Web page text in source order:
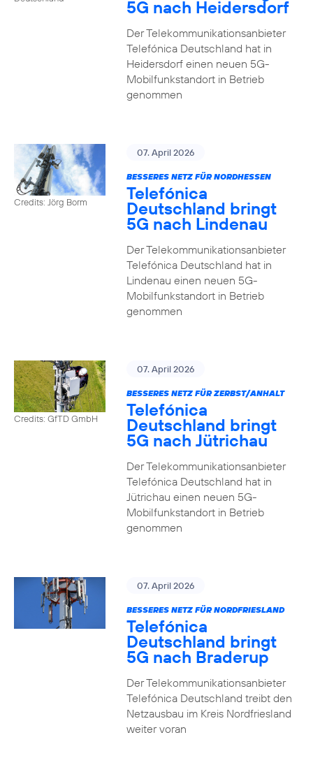
5G nach Heidersdorf
Der Telekommunikationsanbieter
Telefónica Deutschland hat in
Heidersdorf einen neuen 5G-
Mobilfunkstandort in Betrieb
genommen
Credits: Jörg Borm
07. April 2026
BESSERES NETZ FÜR NORDHESSEN
Telefónica
Deutschland bringt
5G nach Lindenau
Der Telekommunikationsanbieter
Telefónica Deutschland hat in
Lindenau einen neuen 5G-
Mobilfunkstandort in Betrieb
genommen
Credits: GfTD GmbH
07. April 2026
BESSERES NETZ FÜR ZERBST/ANHALT
Telefónica
Deutschland bringt
5G nach Jütrichau
Der Telekommunikationsanbieter
Telefónica Deutschland hat in
Jütrichau einen neuen 5G-
Mobilfunkstandort in Betrieb
genommen
07. April 2026
BESSERES NETZ FÜR NORDFRIESLAND
Telefónica
Deutschland bringt
5G nach Braderup
Der Telekommunikationsanbieter
Telefónica Deutschland treibt den
Netzausbau im Kreis Nordfriesland
weiter voran